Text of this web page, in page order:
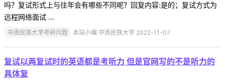
吗？复试形式上与往年会有哪些不同呢？回复内容:是的；复试方式为
远程网络面试 ...
中南民族大学考研问题 本站小编 中南民族大学 2022-11-07
复试以两复试时的英语都是考听力 但是官网写的不是听力的
具体复